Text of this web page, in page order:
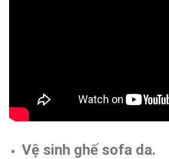
Vệ sinh ghế sofa da.